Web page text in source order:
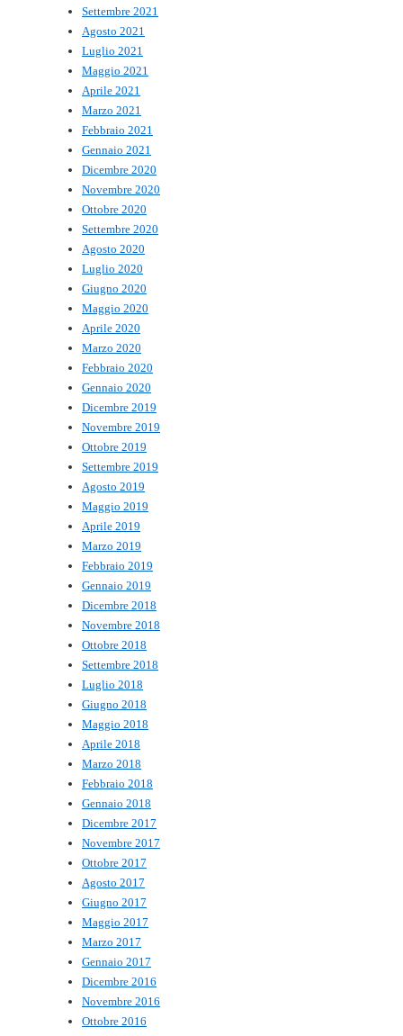
Settembre 2021
Agosto 2021
Luglio 2021
Maggio 2021
Aprile 2021
Marzo 2021
Febbraio 2021
Gennaio 2021
Dicembre 2020
Novembre 2020
Ottobre 2020
Settembre 2020
Agosto 2020
Luglio 2020
Giugno 2020
Maggio 2020
Aprile 2020
Marzo 2020
Febbraio 2020
Gennaio 2020
Dicembre 2019
Novembre 2019
Ottobre 2019
Settembre 2019
Agosto 2019
Maggio 2019
Aprile 2019
Marzo 2019
Febbraio 2019
Gennaio 2019
Dicembre 2018
Novembre 2018
Ottobre 2018
Settembre 2018
Luglio 2018
Giugno 2018
Maggio 2018
Aprile 2018
Marzo 2018
Febbraio 2018
Gennaio 2018
Dicembre 2017
Novembre 2017
Ottobre 2017
Agosto 2017
Giugno 2017
Maggio 2017
Marzo 2017
Gennaio 2017
Dicembre 2016
Novembre 2016
Ottobre 2016